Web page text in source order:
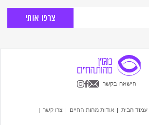
הישארו בקשר
עמוד הבית אודות מהות החיים צרו קשר